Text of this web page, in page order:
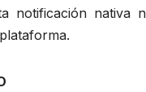
notificación